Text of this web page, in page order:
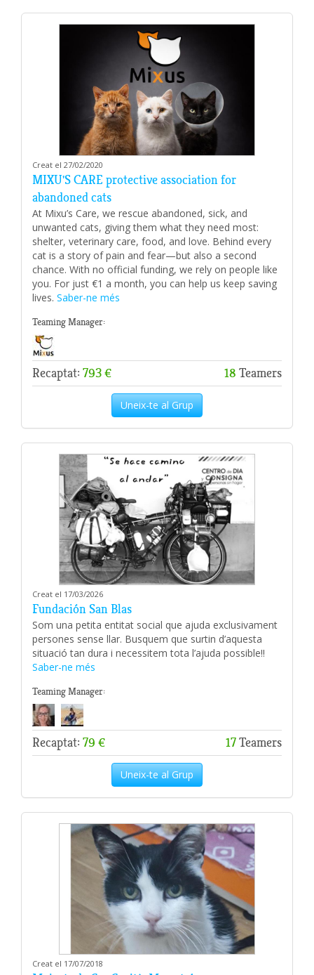
Creat el 27/02/2020
MIXU'S CARE protective association for
abandoned cats
At Mixu’s Care, we rescue abandoned, sick, and
unwanted cats, giving them what they need most:
shelter, veterinary care, food, and love. Behind every
cat is a story of pain and fear—but also a second
chance. With no official funding, we rely on people like
you. For just €1 a month, you can help us keep saving
lives. Saber-ne més
Teaming Manager:
Recaptat: 793 € 18 Teamers
Uneix-te al Grup
Creat el 17/03/2026
Fundación San Blas
Som una petita entitat social que ajuda exclusivament
persones sense llar. Busquem que surtin d’aquesta
situació tan dura i necessitem tota l’ajuda possible!!
Saber-ne més
Teaming Manager:
Recaptat: 79 € 17Teamers
Uneix-te al Grup
Creat el 17/07/2018